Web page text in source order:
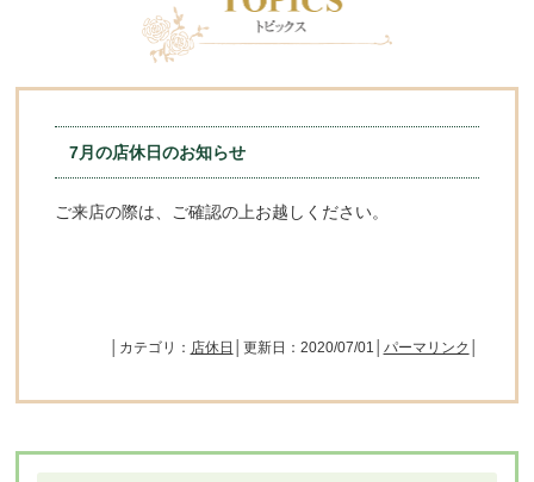
7月の店休日のお知らせ
ご来店の際は、ご確認の上お越しください。
│カテゴリ： 店休日 │更新日：2020/07/01│ パーマリンク